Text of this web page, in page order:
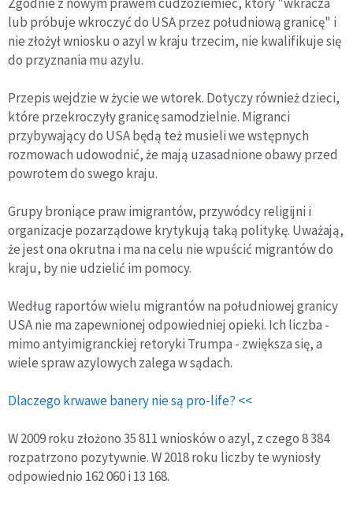
lub próbuje wkroczyć do USA przez południową granicę" i
nie złożył wniosku o azyl w kraju trzecim, nie kwalifikuje się
do przyznania mu azylu.
Przepis wejdzie w życie we wtorek. Dotyczy również dzieci,
które przekroczyły granicę samodzielnie. Migranci
przybywający do USA będą też musieli we wstępnych
rozmowach udowodnić, że mają uzasadnione obawy przed
powrotem do swego kraju.
Grupy broniące praw imigrantów, przywódcy religijni i
organizacje pozarządowe krytykują taką politykę. Uważają,
że jest ona okrutna i ma na celu nie wpuścić migrantów do
kraju, by nie udzielić im pomocy.
Według raportów wielu migrantów na południowej granicy
USA nie ma zapewnionej odpowiedniej opieki. Ich liczba -
mimo antyimigranckiej retoryki Trumpa - zwiększa się, a
wiele spraw azylowych zalega w sądach.
Dlaczego krwawe banery nie są pro-life? <<
W 2009 roku złożono 35 811 wniosków o azyl, z czego 8 384
rozpatrzono pozytywnie. W 2018 roku liczby te wyniosły
odpowiednio 162 060 i 13 168.